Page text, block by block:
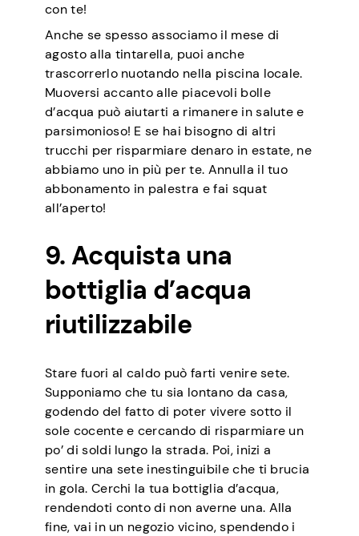
con te!
Anche se spesso associamo il mese di
agosto alla tintarella, puoi anche
trascorrerlo nuotando nella piscina locale.
Muoversi accanto alle piacevoli bolle
d’acqua può aiutarti a rimanere in salute e
parsimonioso! E se hai bisogno di altri
trucchi per risparmiare denaro in estate, ne
abbiamo uno in più per te. Annulla il tuo
abbonamento in palestra e fai squat
all’aperto!
9. Acquista una
bottiglia d’acqua
riutilizzabile
Stare fuori al caldo può farti venire sete.
Supponiamo che tu sia lontano da casa,
godendo del fatto di poter vivere sotto il
sole cocente e cercando di risparmiare un
po’ di soldi lungo la strada. Poi, inizi a
sentire una sete inestinguibile che ti brucia
in gola. Cerchi la tua bottiglia d’acqua,
rendendoti conto di non averne una. Alla
fine, vai in un negozio vicino, spendendo i